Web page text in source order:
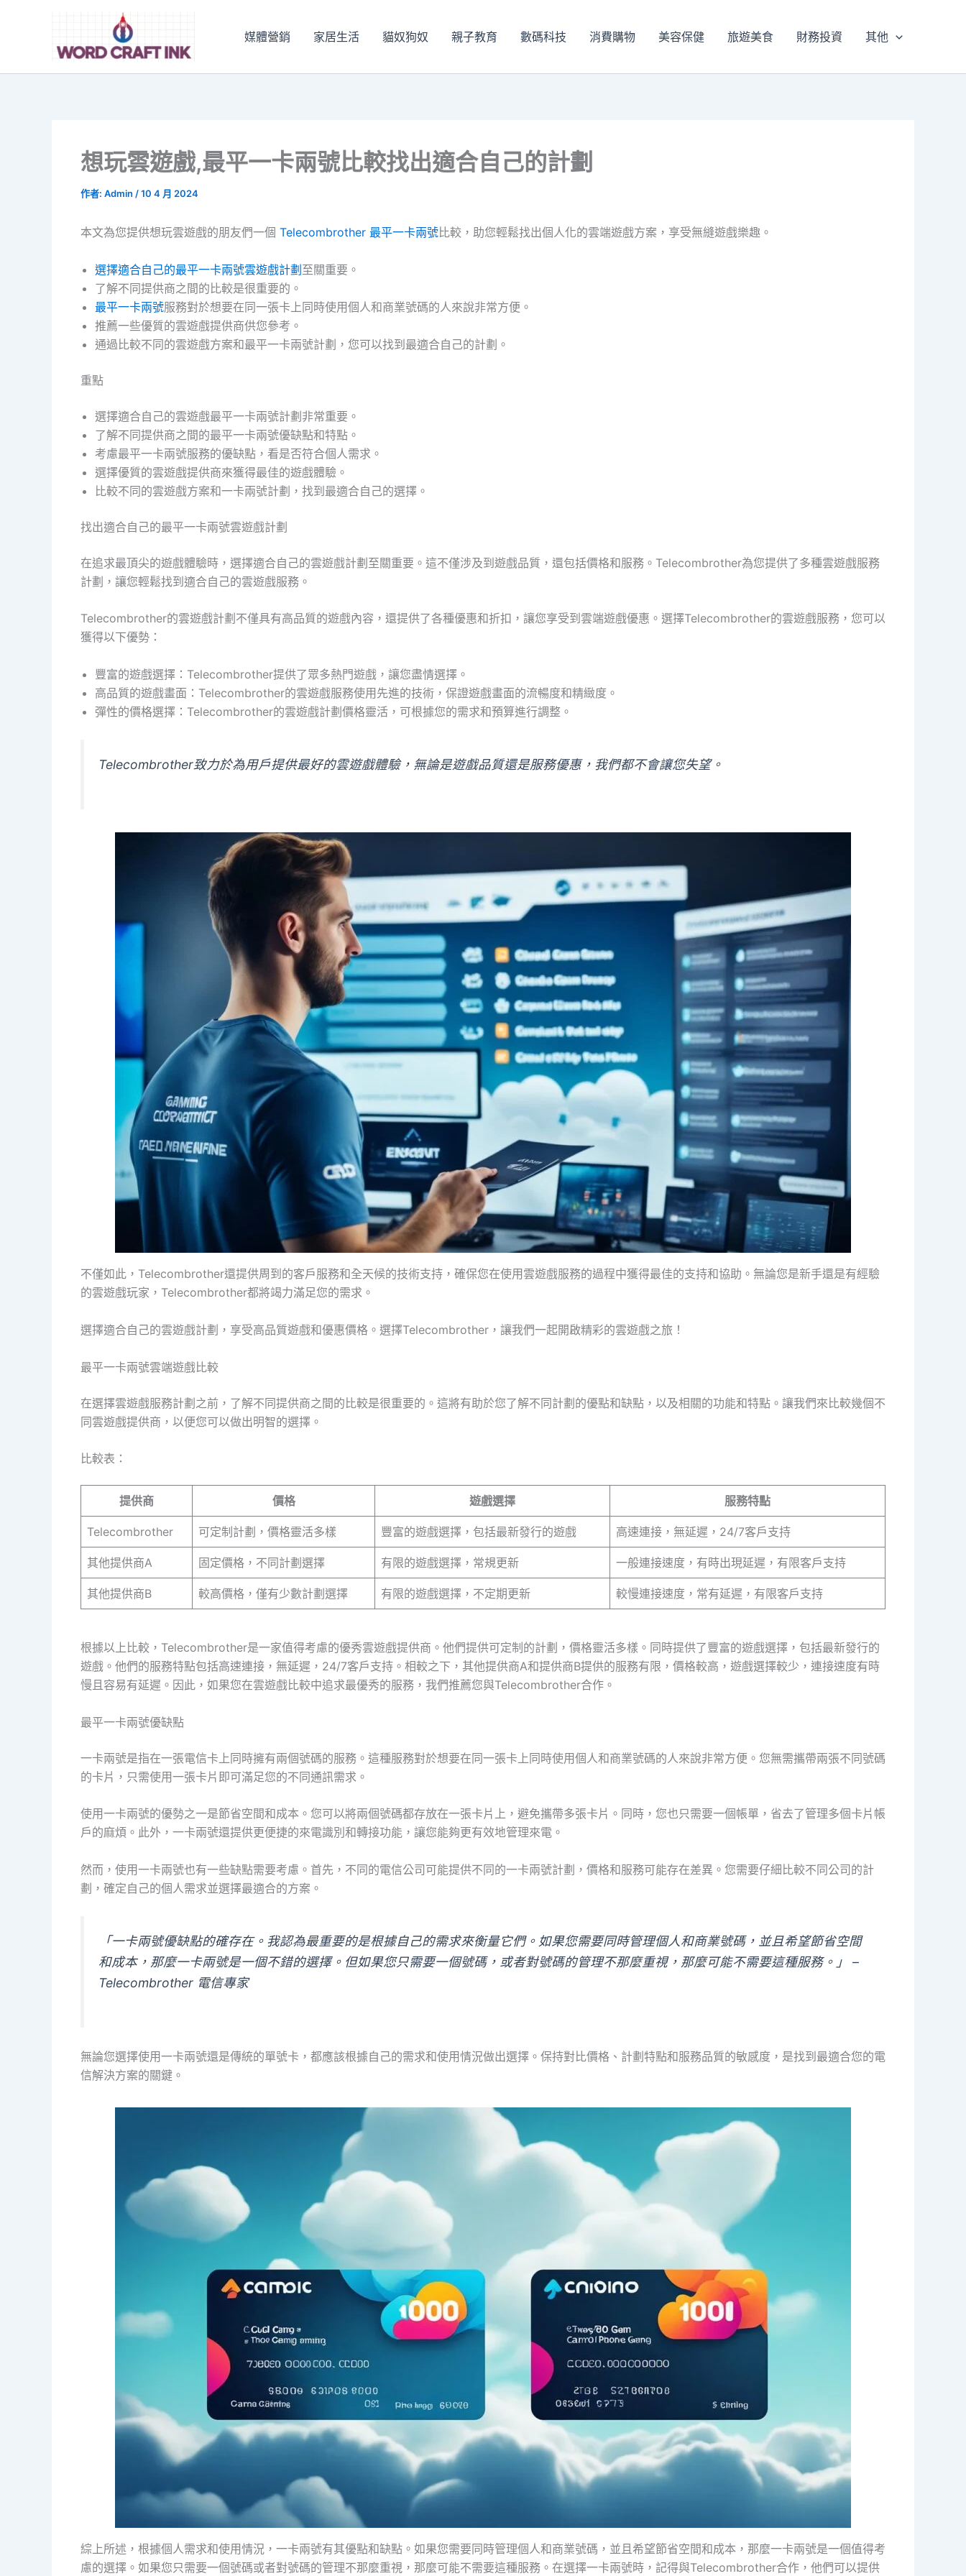
媒體營銷 家居生活 貓奴狗奴 親子教育 數碼科技 消費購物 美容保健 旅遊美食 財務投資 其他
想玩雲遊戲,最平一卡兩號比較找出適合自己的計劃
作者: Admin /10 4 月 2024
本文為您提供想玩雲遊戲的朋友們一個 Telecombrother 最平一卡兩號比較，助您輕鬆找出個人化的雲端遊戲方案，享受無縫遊戲樂趣。
選擇適合自己的最平一卡兩號雲遊戲計劃至關重要。
了解不同提供商之間的比較是很重要的。
最平一卡兩號服務對於想要在同一張卡上同時使用個人和商業號碼的人來說非常方便。
推薦一些優質的雲遊戲提供商供您參考。
通過比較不同的雲遊戲方案和最平一卡兩號計劃，您可以找到最適合自己的計劃。
重點
選擇適合自己的雲遊戲最平一卡兩號計劃非常重要。
了解不同提供商之間的最平一卡兩號優缺點和特點。
考慮最平一卡兩號服務的優缺點，看是否符合個人需求。
選擇優質的雲遊戲提供商來獲得最佳的遊戲體驗。
比較不同的雲遊戲方案和一卡兩號計劃，找到最適合自己的選擇。
找出適合自己的最平一卡兩號雲遊戲計劃
在追求最頂尖的遊戲體驗時，選擇適合自己的雲遊戲計劃至關重要。這不僅涉及到遊戲品質，還包括價格和服務。Telecombrother為您提供了多種雲遊戲服務
計劃，讓您輕鬆找到適合自己的雲遊戲服務。
Telecombrother的雲遊戲計劃不僅具有高品質的遊戲內容，還提供了各種優惠和折扣，讓您享受到雲端遊戲優惠。選擇Telecombrother的雲遊戲服務，您可以
獲得以下優勢：
豐富的遊戲選擇：Telecombrother提供了眾多熱門遊戲，讓您盡情選擇。
高品質的遊戲畫面：Telecombrother的雲遊戲服務使用先進的技術，保證遊戲畫面的流暢度和精緻度。
彈性的價格選擇：Telecombrother的雲遊戲計劃價格靈活，可根據您的需求和預算進行調整。
Telecombrother致力於為用戶提供最好的雲遊戲體驗，無論是遊戲品質還是服務優惠，我們都不會讓您失望。
不僅如此，Telecombrother還提供周到的客戶服務和全天候的技術支持，確保您在使用雲遊戲服務的過程中獲得最佳的支持和協助。無論您是新手還是有經驗
的雲遊戲玩家，Telecombrother都將竭力滿足您的需求。
選擇適合自己的雲遊戲計劃，享受高品質遊戲和優惠價格。選擇Telecombrother，讓我們一起開啟精彩的雲遊戲之旅！
最平一卡兩號雲端遊戲比較
在選擇雲遊戲服務計劃之前，了解不同提供商之間的比較是很重要的。這將有助於您了解不同計劃的優點和缺點，以及相關的功能和特點。讓我們來比較幾個不
同雲遊戲提供商，以便您可以做出明智的選擇。
比較表：
提供商 價格 遊戲選擇 服務特點
Telecombrother 可定制計劃，價格靈活多樣 豐富的遊戲選擇，包括最新發行的遊戲 高速連接，無延遲，24/7客戶支持
其他提供商A 固定價格，不同計劃選擇 有限的遊戲選擇，常規更新 一般連接速度，有時出現延遲，有限客戶支持
其他提供商B 較高價格，僅有少數計劃選擇 有限的遊戲選擇，不定期更新 較慢連接速度，常有延遲，有限客戶支持
根據以上比較，Telecombrother是一家值得考慮的優秀雲遊戲提供商。他們提供可定制的計劃，價格靈活多樣。同時提供了豐富的遊戲選擇，包括最新發行的
遊戲。他們的服務特點包括高速連接，無延遲，24/7客戶支持。相較之下，其他提供商A和提供商B提供的服務有限，價格較高，遊戲選擇較少，連接速度有時
慢且容易有延遲。因此，如果您在雲遊戲比較中追求最優秀的服務，我們推薦您與Telecombrother合作。
最平一卡兩號優缺點
一卡兩號是指在一張電信卡上同時擁有兩個號碼的服務。這種服務對於想要在同一張卡上同時使用個人和商業號碼的人來說非常方便。您無需攜帶兩張不同號碼
的卡片，只需使用一張卡片即可滿足您的不同通訊需求。
使用一卡兩號的優勢之一是節省空間和成本。您可以將兩個號碼都存放在一張卡片上，避免攜帶多張卡片。同時，您也只需要一個帳單，省去了管理多個卡片帳
戶的麻煩。此外，一卡兩號還提供更便捷的來電識別和轉接功能，讓您能夠更有效地管理來電。
然而，使用一卡兩號也有一些缺點需要考慮。首先，不同的電信公司可能提供不同的一卡兩號計劃，價格和服務可能存在差異。您需要仔細比較不同公司的計
劃，確定自己的個人需求並選擇最適合的方案。
「一卡兩號優缺點的確存在。我認為最重要的是根據自己的需求來衡量它們。如果您需要同時管理個人和商業號碼，並且希望節省空間
和成本，那麼一卡兩號是一個不錯的選擇。但如果您只需要一個號碼，或者對號碼的管理不那麼重視，那麼可能不需要這種服務。」 –
Telecombrother 電信專家
無論您選擇使用一卡兩號還是傳統的單號卡，都應該根據自己的需求和使用情況做出選擇。保持對比價格、計劃特點和服務品質的敏感度，是找到最適合您的電
信解決方案的關鍵。
綜上所述，根據個人需求和使用情況，一卡兩號有其優點和缺點。如果您需要同時管理個人和商業號碼，並且希望節省空間和成本，那麼一卡兩號是一個值得考
慮的選擇。如果您只需要一個號碼或者對號碼的管理不那麼重視，那麼可能不需要這種服務。在選擇一卡兩號時，記得與Telecombrother合作，他們可以提供